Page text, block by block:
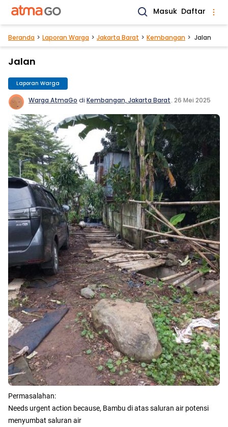
Masuk Daftar
Beranda Laporan Warga Jakarta Barat Kembangan Jalan
Jalan
Laporan Warga
Warga AtmaGo di Kembangan, Jakarta Barat. 26 Mei 2025
Permasalahan:
Needs urgent action because, Bambu di atas saluran air potensi
menyumbat saluran air